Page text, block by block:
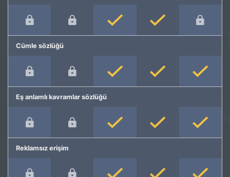
Cümle sözlüğü
Eş anlamlı kavramlar sözlüğü
Reklamsız erişim